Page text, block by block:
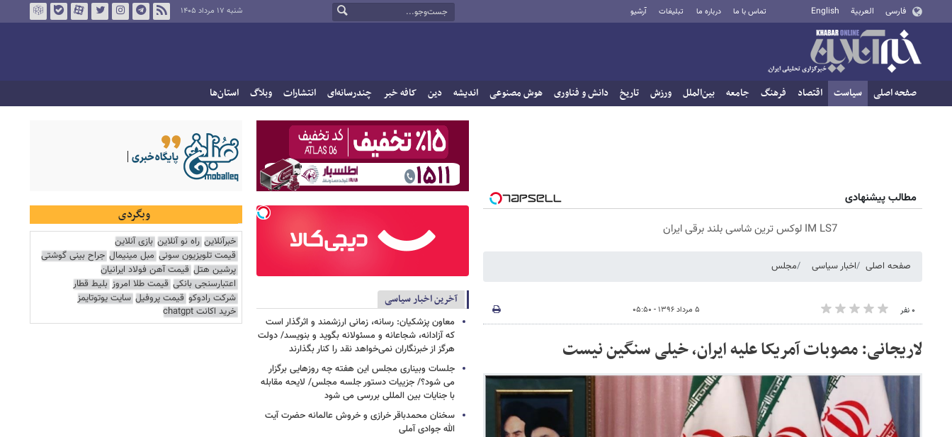
فارسی العربية English تماس با ما درباره ما تبلیغات آرشیو شنبه ۱۷ مرداد ۱۴۰۵
صفحه اصلی سیاست اقتصاد فرهنگ جامعه بین‌الملل ورزش تاریخ دانش و فناوری هوش مصنوعی اندیشه دین کافه خبر چندرسانه‌ای انتشارات وبلاگ استان‌ها
مطالب پیشنهادی
IM LS7 لوکس ترین شاسی بلند برقی ایران
صفحه اصلی اخبار سیاسی مجلس
۰ نفر ۵ مرداد ۱۳۹۶ - ۰۵:۵۰
لاریجانی: مصوبات‌ آمریکا علیه ایران، خیلی‌ سنگین‌ نیست‌
آخرین اخبار سیاسی
معاون پزشکیان: رسانه، زمانی ارزشمند و اثرگذار است
که آزادانه، شجاعانه و مسئولانه بگوید و بنویسد/ دولت
هرگز از خبرنگاران نمی‌خواهد نقد را کنار بگذارند
جلسات وبیناری مجلس این هفته چه روزهایی برگزار
می شود؟/ جزییات دستور جلسه مجلس/ لایحه مقابله
با جنایات بین المللی بررسی می شود
سخنان محمدباقر خرازی و خروش عالمانه حضرت آیت
الله جوادی آملی
وبگردی
خبرآنلاین راه نو آنلاین بازی آنلاین
قیمت تلویزیون سونی مبل مینیمال جراح بینی گوشتی
پرشین هتل قیمت آهن فولاد ایرانیان
اعتبارسنجی بانکی قیمت طلا امروز بلیط قطار
شرکت رادوکو قیمت پروفیل سایت یوتوتایمز
خرید اکانت chatgpt